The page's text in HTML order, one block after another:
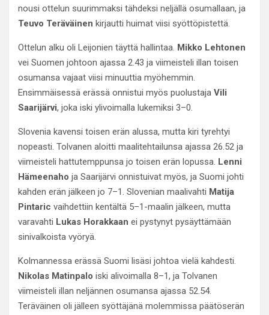
nousi ottelun suurimmaksi tähdeksi neljällä osumallaan, ja
Teuvo Teräväinen kirjautti huimat viisi syöttöpistettä.
Ottelun alku oli Leijonien täyttä hallintaa. Mikko Lehtonen
vei Suomen johtoon ajassa 2.43 ja viimeisteli illan toisen
osumansa vajaat viisi minuuttia myöhemmin.
Ensimmäisessä erässä onnistui myös puolustaja Vili
Saarijärvi, joka iski ylivoimalla lukemiksi 3–0.
Slovenia kavensi toisen erän alussa, mutta kiri tyrehtyi
nopeasti. Tolvanen aloitti maalitehtailunsa ajassa 26.52 ja
viimeisteli hattutemppunsa jo toisen erän lopussa. Lenni
Hämeenaho ja Saarijärvi onnistuivat myös, ja Suomi johti
kahden erän jälkeen jo 7–1. Slovenian maalivahti Matija
Pintaric vaihdettiin kentältä 5–1-maalin jälkeen, mutta
varavahti Lukas Horakkaan ei pystynyt pysäyttämään
sinivalkoista vyöryä.
Kolmannessa erässä Suomi lisäsi johtoa vielä kahdesti.
Nikolas Matinpalo iski alivoimalla 8–1, ja Tolvanen
viimeisteli illan neljännen osumansa ajassa 52.54.
Teräväinen oli jälleen syöttäjänä molemmissa päätöserän